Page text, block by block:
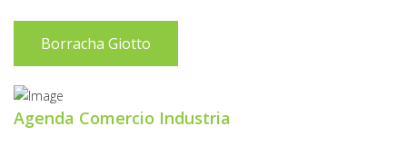
Borracha Giotto
Agenda Comercio Industria